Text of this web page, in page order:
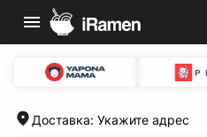
Доставка: Укажите адрес